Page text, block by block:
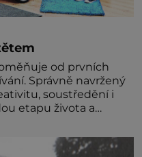
od prvních
Správně navržený
soustředění i
etapu života a
proto by pokoj
klidně a útulně.